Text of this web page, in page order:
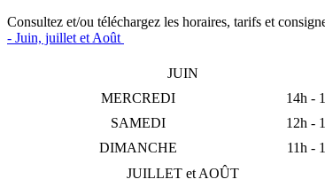
Consultez et/ou téléchargez les horaires, tarifs et
- Juin, juillet et Août
JUIN
MERCREDI
14h -
SAMEDI
12h -
DIMANCHE
11h -
JUILLET et AOÛT